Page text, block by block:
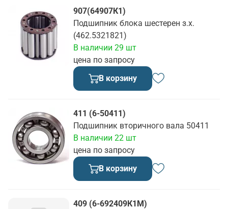
907(64907К1)
Подшипник блока шестерен з.х.
(462.5321821)
цена по запросу
В наличии 29 шт
В корзину
411 (6-50411)
Подшипник вторичного вала 50411
цена по запросу
В наличии 22 шт
В корзину
409 (6-692409К1М)